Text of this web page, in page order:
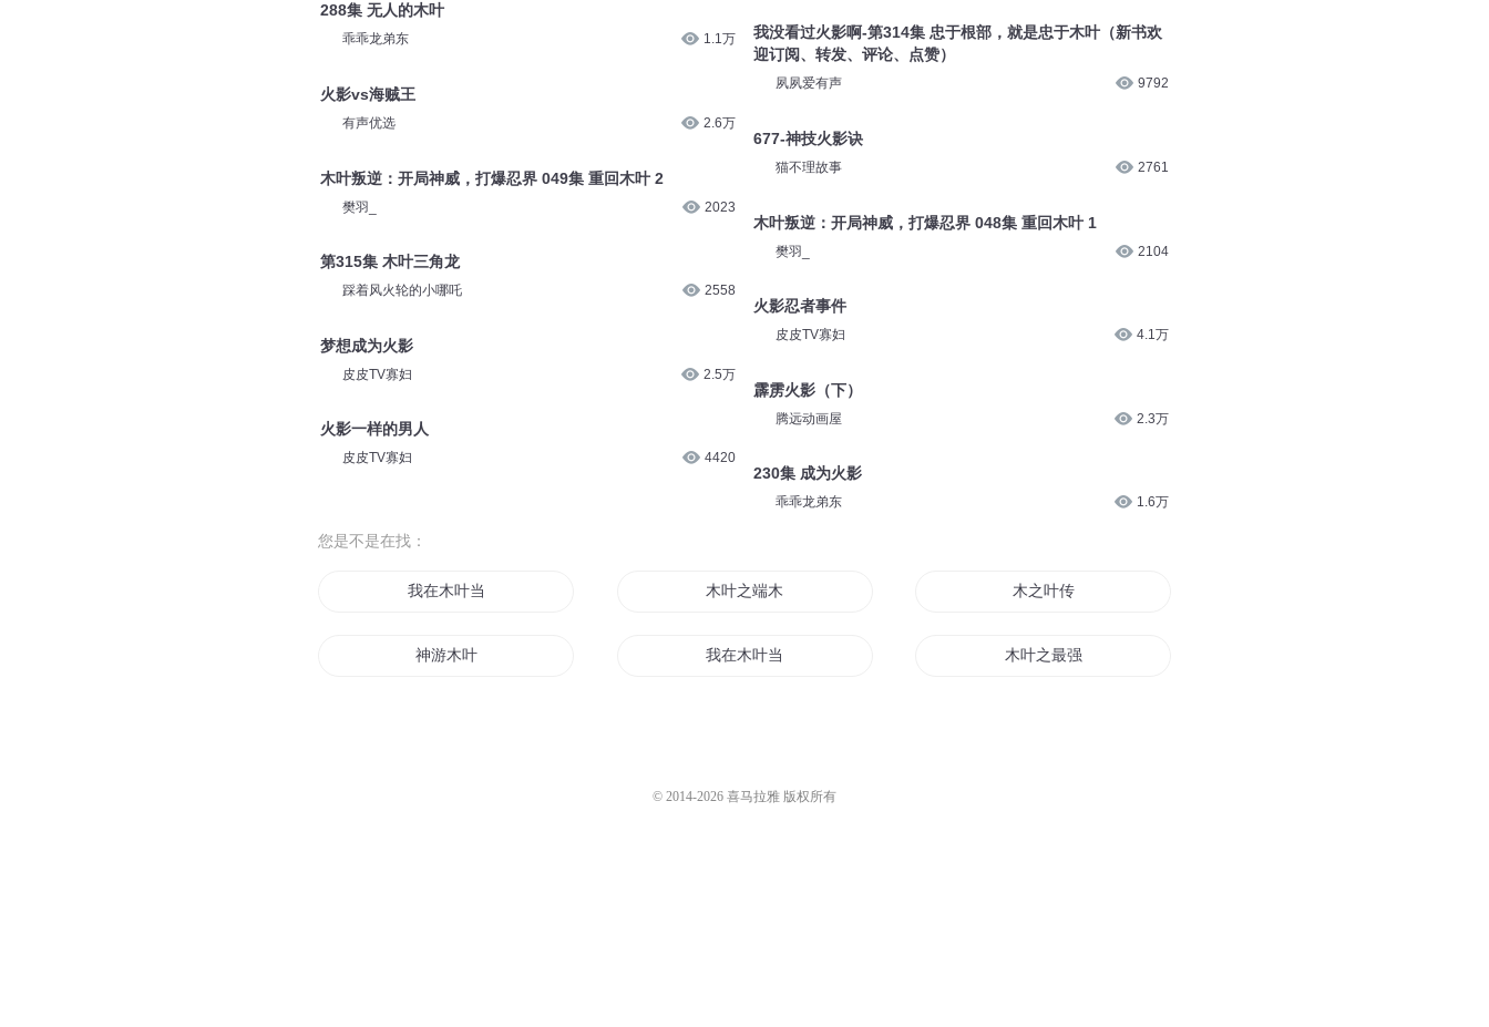
288集 无人的木叶
乖乖龙弟东 1.1万
火影vs海贼王
有声优选 2.6万
木叶叛逆：开局神威，打爆忍界 049集 重回木叶 2
樊羽_ 2023
第315集 木叶三角龙
踩着风火轮的小哪吒 2558
梦想成为火影
皮皮TV寡妇 2.5万
火影一样的男人
皮皮TV寡妇 4420
我没看过火影啊-第314集 忠于根部，就是忠于木叶（新书欢
迎订阅、转发、评论、点赞）
夙夙爱有声 9792
677-神技火影诀
猫不理故事 2761
木叶叛逆：开局神威，打爆忍界 048集 重回木叶 1
樊羽_ 2104
火影忍者事件
皮皮TV寡妇 4.1万
霹雳火影（下）
腾远动画屋 2.3万
230集 成为火影
乖乖龙弟东 1.6万
您是不是在找：
我在木叶当主神 木叶之端木白云 木之叶传
神游木叶 我在木叶当火神 木叶之最强女帝
© 2014-2026 喜马拉雅 版权所有